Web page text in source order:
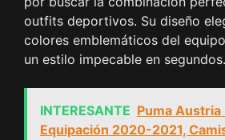
outfits deportivos. Su diseño
colores emblemáticos del
un estilo impecable en segundos.
INTERESANTE Puma Austria
Equipación 2020-2021,